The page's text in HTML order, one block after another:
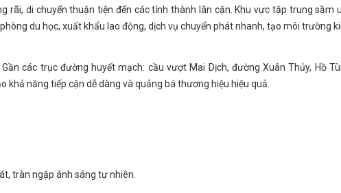
rãi, di chuyển thuận tiện đến các tỉnh thành lân cận. Khu vực tập trung sầm
du học, xuất khẩu lao động, dịch vụ chuyển phát nhanh, tạo môi trường
Gần các trục đường huyết mạch: cầu vượt Mai Dịch, đường Xuân Thủy, Hồ
khả năng tiếp cận dễ dàng và quảng bá thương hiệu hiệu quả.
tràn ngập ánh sáng tự nhiên.